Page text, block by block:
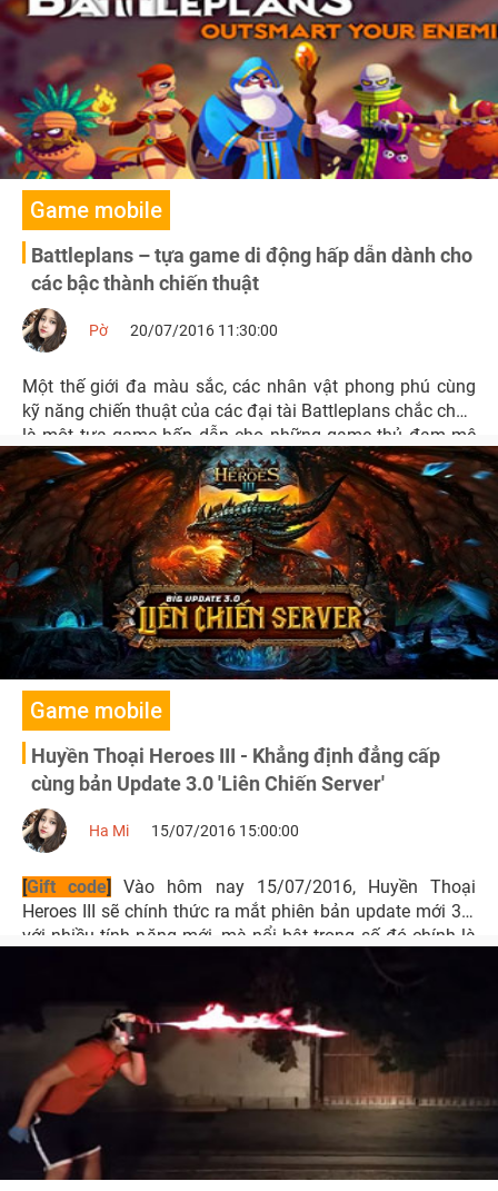
Game mobile
Battleplans – tựa game di động hấp dẫn dành cho
các bậc thành chiến thuật
Pờ 20/07/2016 11:30:00
Một thế giới đa màu sắc, các nhân vật phong phú cùng
kỹ năng chiến thuật của các đại tài Battleplans chắc chắn
là một tựa game hấp dẫn cho những game thủ đam mê
thể loại này.
Game mobile
Huyền Thoại Heroes III - Khẳng định đẳng cấp
cùng bản Update 3.0 'Liên Chiến Server'
Ha Mi 15/07/2016 15:00:00
[Gift code]
Vào hôm nay 15/07/2016, Huyền Thoại
Heroes III sẽ chính thức ra mắt phiên bản update mới 3.0
với nhiều tính năng mới, mà nổi bật trong số đó chính là